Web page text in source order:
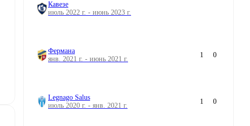
Кавезе
июль 2022 г. - июнь 2023 г.
Фермана
янв. 2021 г. - июнь 2021 г.
1 0
Legnago Salus
июль 2020 г. - янв. 2021 г.
1 0